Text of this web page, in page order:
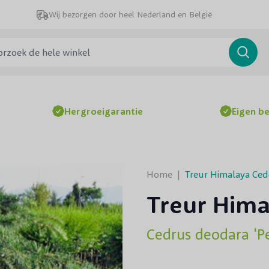
Wij bezorgen door heel Nederland en België
Search
Hergroeigarantie Eigen
Home | Treur Himalaya
Treur
Cedrus deodara